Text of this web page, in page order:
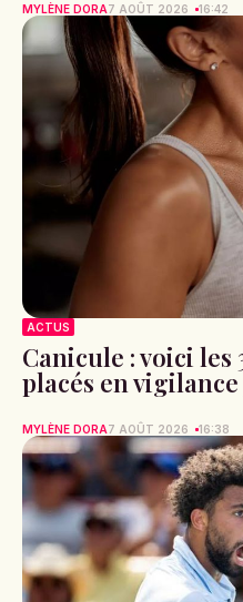
MYLÈNE DORA7 AOÛT 2026 16:42
ACTUS
Canicule : voici
placés en
MYLÈNE DORA7 AOÛT 2026 16:38